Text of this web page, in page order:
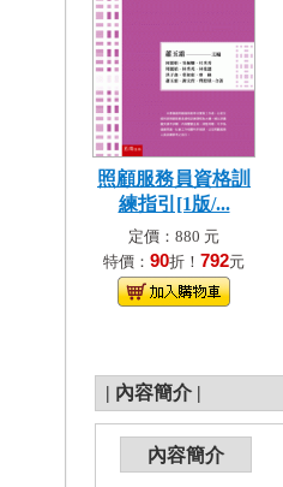
照顧服務員資格訓
練指引[1版/...
定價：880 元
特價： 90折！ 792元
| 內容簡介 |
內容簡介